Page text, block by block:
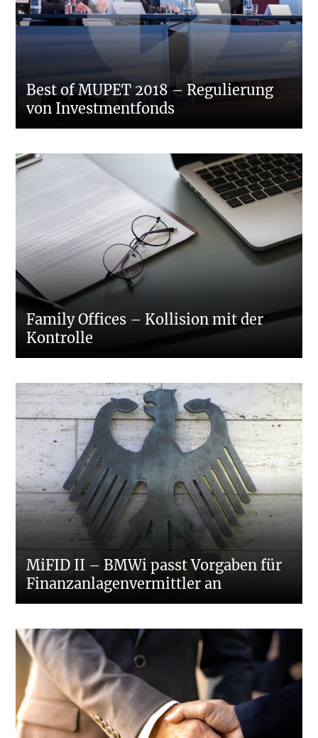
Best of MUPET 2018 – Regulierung
von Investmentfonds
Family Offices – Kollision mit der
Kontrolle
MiFID II – BMWi passt Vorgaben für
Finanzanlagenvermittler an